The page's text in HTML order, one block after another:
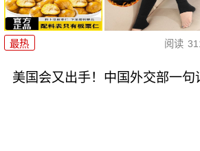
最热 阅读
美国会又出手！中国外交部一